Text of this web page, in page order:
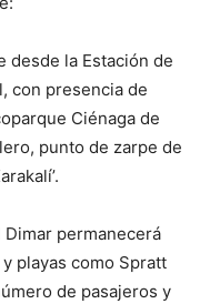
desde la Estación de
con presencia de
Ciénaga de
punto de zarpe de
permanecerá
playas como Spratt
de pasajeros y